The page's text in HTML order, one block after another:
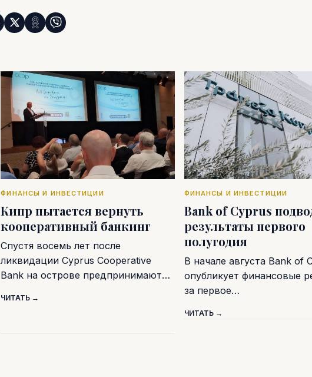
ФИНАНСЫ И ИНВЕСТИЦИИ
Кипр пытается вернуть
кооперативный банкинг
Спустя восемь лет после
ликвидации Cyprus Cooperative
Bank на острове предпринимают…
ЧИТАТЬ →
ФИНАНСЫ И ИНВЕСТИЦИИ
Bank of Cyprus
результаты первого
полугодия
В начале августа Bank of
опубликует финансовые
за первое…
ЧИТАТЬ →